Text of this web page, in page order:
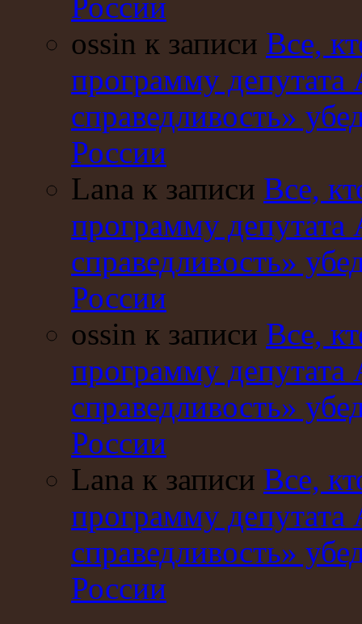
ossin к записи Все,
программу
справедливость»
России
Lana к записи Все,
программу
справедливость»
России
ossin к записи Все,
программу
справедливость»
России
Lana к записи Все,
программу
справедливость»
России